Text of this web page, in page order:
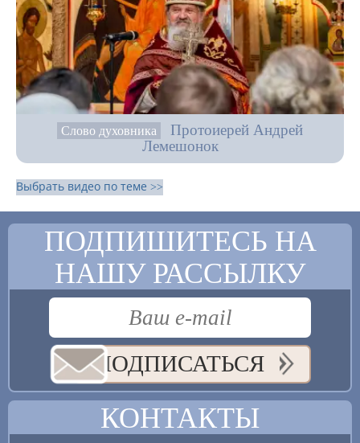
Слово духовника
Протоиерей Андрей
Лемешонок
Выбрать видео по теме >>
ПОДПИШИТЕСЬ НА
НАШУ РАССЫЛКУ
ПОДПИСАТЬСЯ
КОНТАКТЫ